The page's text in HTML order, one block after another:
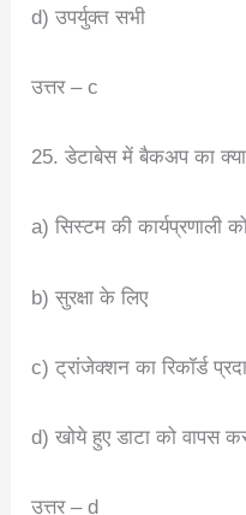
d) उपर्युक्त सभी
उत्तर – c
25. डेटाबेस में बैकअप का क्या
a) सिस्टम की कार्यप्रणाली
b) सुरक्षा के लिए
c) ट्रांजेक्शन का रिकॉर्ड
d) खोये हुए डाटा को वापस
उत्तर – d